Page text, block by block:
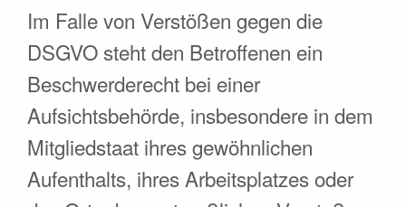
Im Falle von Verstößen gegen die
DSGVO steht den Betroffenen ein
Beschwerderecht bei einer
Aufsichtsbehörde, insbesondere in dem
Mitgliedstaat ihres gewöhnlichen
Aufenthalts, ihres Arbeitsplatzes oder